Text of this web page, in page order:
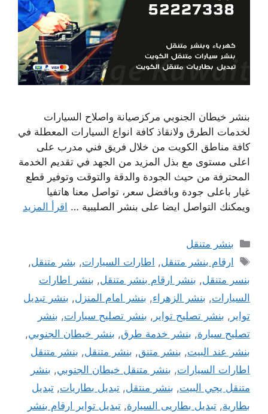
بنشر خيطان الجنوبي مركزصيانة واصلاح السيارات
لخدمات الطرق ولانقاذ كافة انواع السيارات المعطلة في
كافة مناطق الكويت من خلال فريق فني مدرب على
اعلى مستوى مع بذل المزيد من الجهد في تقديم الخدمة
المحترفة من حيث الجودة والدقة والتوقت وتوفير قطع
غيار باعلى جودة وبافضل سعر، تواصل معنا هاتفيا
ويمكنك التواصل ايضا على بنشر الصليبية … اقرأ المزيد
التصنيفات
بنشر متنقل
الوسوم
ارقام بنشر متنقل, اطارات السيارات, بشر متنقل,
بنسر متنقل, بنشر ارقام بنشر متنقل, بنشر اطارات
السيارات, بنشر الزهراء, بنشر امام المنزل, بنشر تبديل
تواير , بنشر تصليح تواير , بنشر تصليح سيارات, بنشر
تصليح سيارة, بنشر خدمة طرق, بنشر خيطان الجنوبي,
بنشر عند البيت, بنشر متنق, بنشر متنقل, بنشر متنقل
اطارات السيارات, بنشر متنقل خيطان الجنوبي, بنشر
متنقل يجي البيت, بنشر منتقل, تبديل بطاريات, تبديل
بطارية, تبديل بطاريى السيارة, تبديل تواير ارقام بنشر